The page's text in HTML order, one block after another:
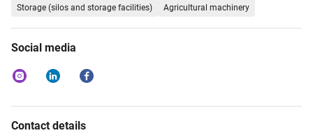
Storage (silos and storage facilities) Agricultural machinery
Social media
Contact details